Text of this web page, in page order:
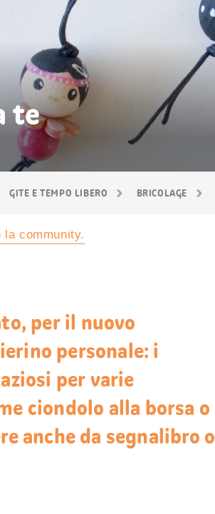
GITE E TEMPO LIBERO BRICOLAGE
la community.
te
per il nuovo
personale: i
per varie
ciondolo alla borsa o
anche da segnalibro o